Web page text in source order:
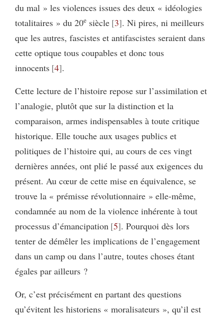
du mal » les violences issues des deux « idéologies
totalitaires » du 20e siècle 3 . Ni pires, ni meilleurs
que les autres, fascistes et antifascistes seraient dans
cette optique tous coupables et donc tous
innocents 4 .
Cette lecture de l’histoire repose sur l’assimilation et
l’analogie, plutôt que sur la distinction et la
comparaison, armes indispensables à toute critique
historique. Elle touche aux usages publics et
politiques de l’histoire qui, au cours de ces vingt
dernières années, ont plié le passé aux exigences du
présent. Au cœur de cette mise en équivalence, se
trouve la « prémisse révolutionnaire » elle-même,
condamnée au nom de la violence inhérente à tout
processus d’émancipation 5 . Pourquoi dès lors
tenter de démêler les implications de l’engagement
dans un camp ou dans l’autre, toutes choses étant
égales par ailleurs ?
Or, c’est précisément en partant des questions
qu’évitent les historiens « moralisateurs », qu’il est